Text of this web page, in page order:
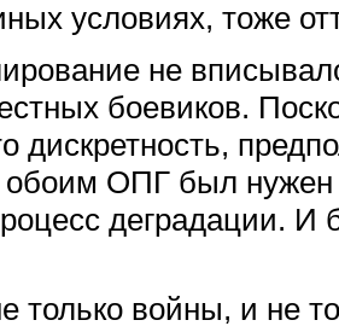
условиях, тоже
не
боевиков.
дискретность,
обоим ОПГ был нужен
деградации. И
только войны, и не